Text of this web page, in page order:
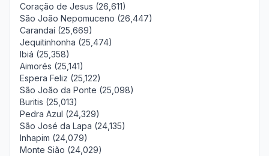
Coração de Jesus (26,611)
São João Nepomuceno (26,447)
Carandaí (25,669)
Jequitinhonha (25,474)
Ibiá (25,358)
Aimorés (25,141)
Espera Feliz (25,122)
São João da Ponte (25,098)
Buritis (25,013)
Pedra Azul (24,329)
São José da Lapa (24,135)
Inhapim (24,079)
Monte Sião (24,029)